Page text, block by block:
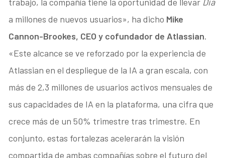
a millones de nuevos usuarios», ha dicho Mike
Cannon-Brookes, CEO y cofundador de Atlassian.
«Este alcance se ve reforzado por la experiencia de
Atlassian en el despliegue de la IA a gran escala, con
más de 2,3 millones de usuarios activos mensuales de
sus capacidades de IA en la plataforma, una cifra que
crece más de un 50% trimestre tras trimestre. En
conjunto, estas fortalezas acelerarán la visión
compartida de ambas compañías sobre el futuro del